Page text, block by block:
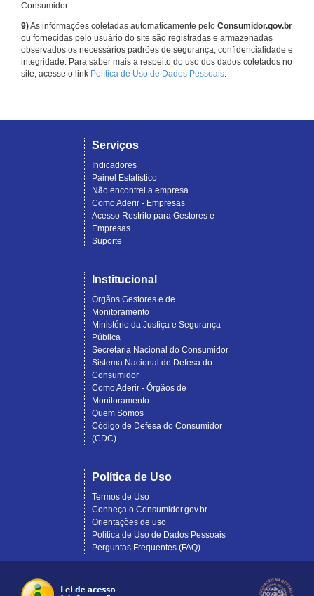
Consumidor.
9)As informações coletadas automaticamente pelo Consumidor.gov.br
ou fornecidas pelo usuário do site são registradas e armazenadas
observados os necessários padrões de segurança, confidencialidade e
integridade. Para saber mais a respeito do uso dos dados coletados no
site, acesse o link Política de Uso de Dados Pessoais.
Serviços
Indicadores
Painel Estatístico
Não encontrei a empresa
Como Aderir - Empresas
Acesso Restrito para Gestores e
Empresas
Suporte
Institucional
Órgãos Gestores e de
Monitoramento
Ministério da Justiça e Segurança
Pública
Secretaria Nacional do Consumidor
Sistema Nacional de Defesa do
Consumidor
Como Aderir - Órgãos de
Monitoramento
Quem Somos
Código de Defesa do Consumidor
(CDC)
Política de Uso
Termos de Uso
Conheça o Consumidor.gov.br
Orientações de uso
Política de Uso de Dados Pessoais
Perguntas Frequentes (FAQ)